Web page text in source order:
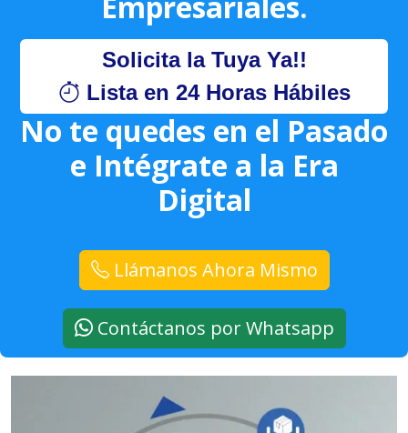
Solicita la Tuya Ya!!
Lista en 24 Horas Hábiles
No te quedes en el Pasado
e Intégrate a la Era
Digital
Llámanos Ahora Mismo
Contáctanos por Whatsapp